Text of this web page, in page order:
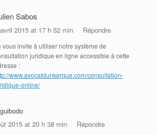
Sabos
2015 at 17 h 52 min Répondre
vous invite à utiliser notre système de
juridique en ligne accessible à cette
:
www.avocatdunkerque.com/consultation-
online/
2015 at 20 h 38 min
Répondre